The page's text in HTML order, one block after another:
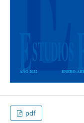
pdf